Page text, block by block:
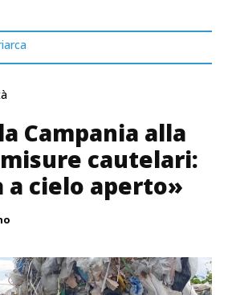
Campania alla
cautelari:
a cielo aperto»